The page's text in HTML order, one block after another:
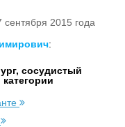
сентября 2015 года
:
сосудистый